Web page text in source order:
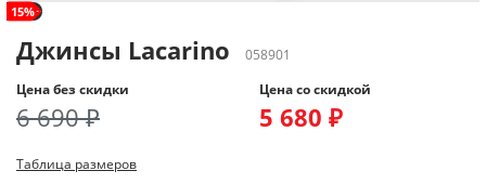
рост+
15%
Джинсы Lacarino
058901
Цена без скидки
6 690 ₽
Цена со скидкой
5 680 ₽
Таблица размеров